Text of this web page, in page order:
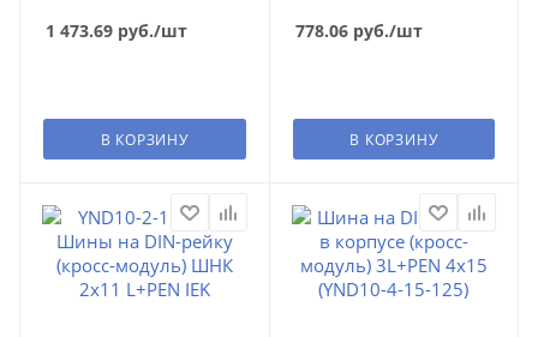
1 473.69 руб./шт
В КОРЗИНУ
778.06руб./шт
В КОРЗИНУ